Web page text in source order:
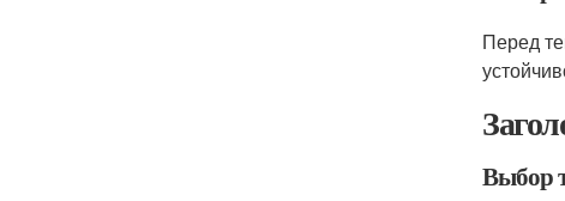
Перед
Выбор